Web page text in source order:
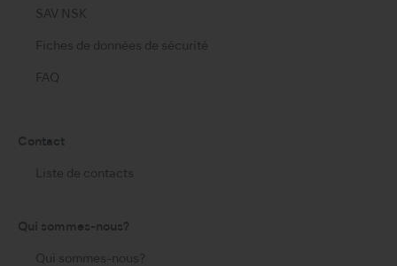
SAV NSK
Fiches de données de sécurité
FAQ
Contact
Liste de contacts
Qui sommes-nous?
Qui sommes-nous?